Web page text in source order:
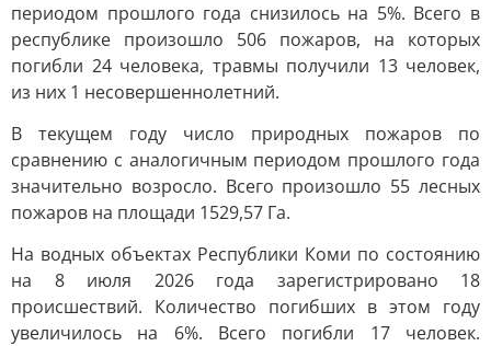
периодом прошлого года снизилось на 5%. Всего в
республике произошло 506 пожаров, на которых
погибли 24 человека, травмы получили 13 человек,
из них 1 несовершеннолетний.
В текущем году число природных пожаров по
сравнению с аналогичным периодом прошлого года
значительно возросло. Всего произошло 55 лесных
пожаров на площади 1529,57 Га.
На водных объектах Республики Коми по состоянию
на 8 июля 2026 года зарегистрировано 18
происшествий. Количество погибших в этом году
увеличилось на 6%. Всего погибли 17 человек.